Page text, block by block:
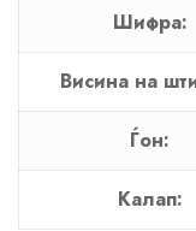
Шифра:
Висина на
Ѓон:
Калап: